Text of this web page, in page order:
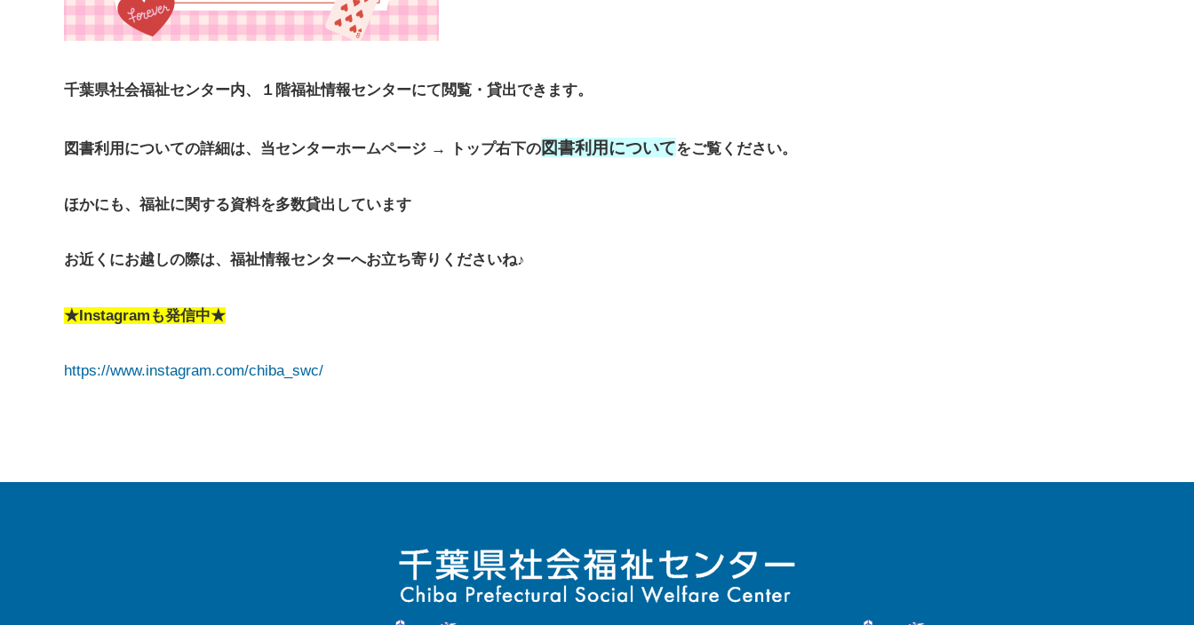
千葉県社会福祉センター内、１階福祉情報センターにて閲覧・貸出できます。
図書利用についての詳細は、当センターホームページ → トップ右下の図書利用についてをご覧ください。
ほかにも、福祉に関する資料を多数貸出しています
お近くにお越しの際は、福祉情報センターへお立ち寄りくださいね♪
★Instagramも発信中★
https://www.instagram.com/chiba_swc/